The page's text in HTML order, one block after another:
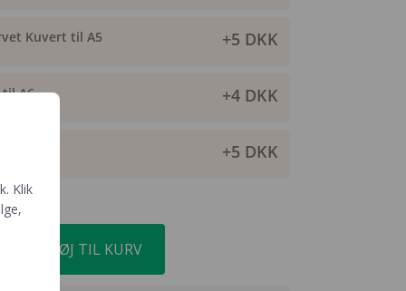
TILFØJ TIL KURV
Kuvert til A5 +5 DKK
A6 +4 DKK
+5 DKK
Klik